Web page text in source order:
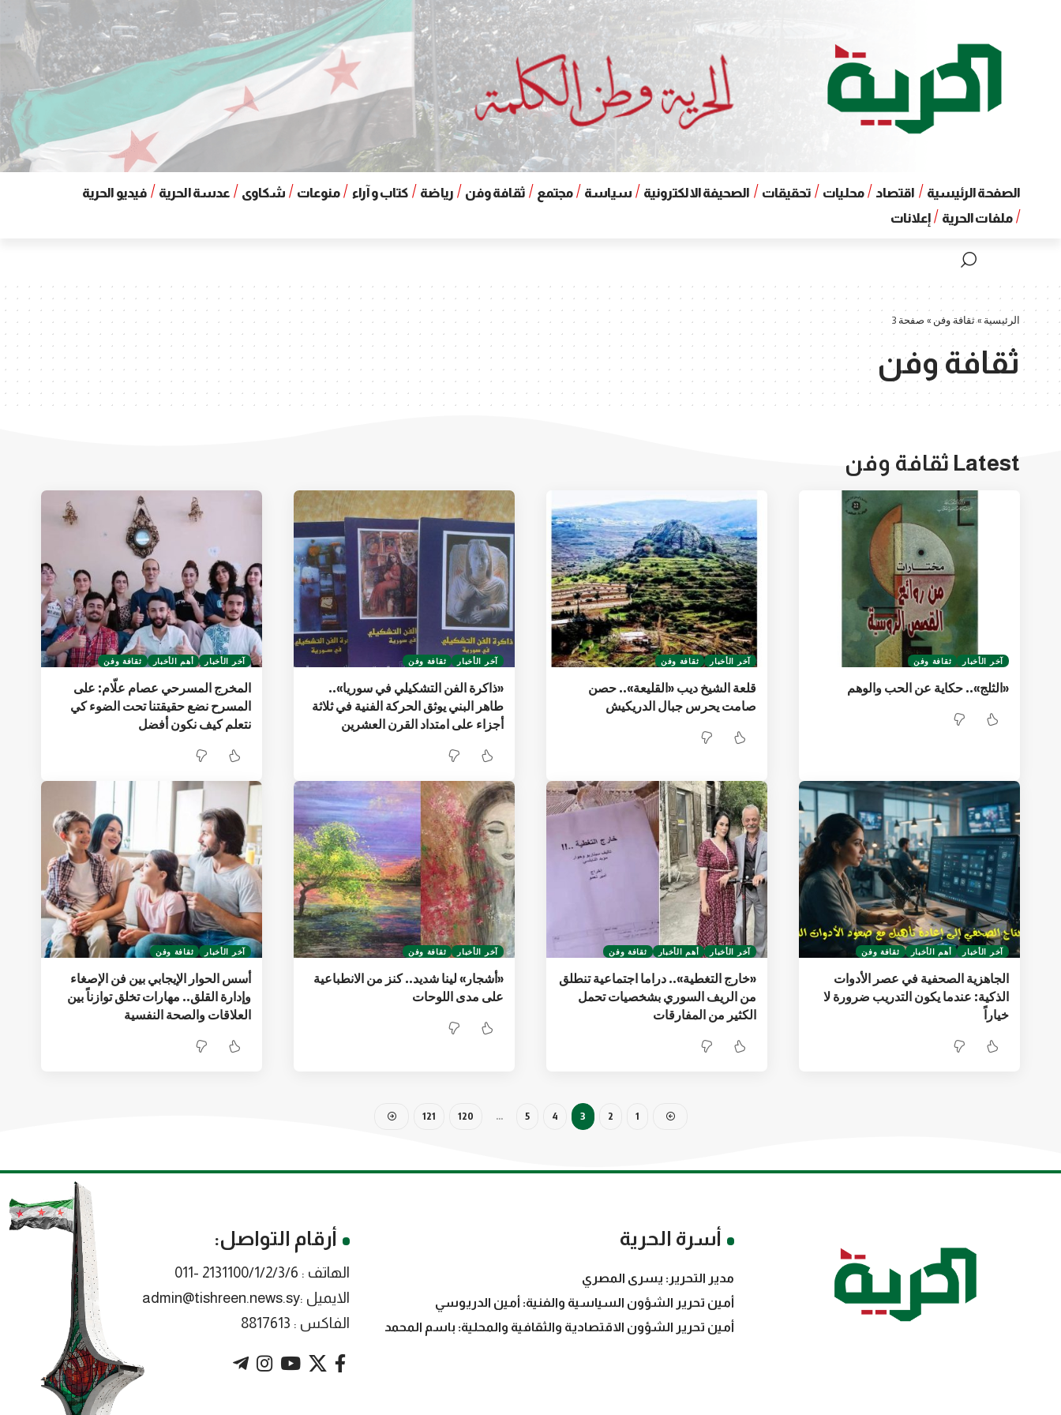
الصفحة الرئيسية اقتصاد محليات تحقيقات الصحيفة الالكترونية سياسة مجتمع ثقافة وفن رياضة كتاب و آراء منوعات شكاوى عدسة الحرية
فيديو الحرية
ملفات الحرية
إعلانات
الرئيسية »ثقافة وفن » صفحة 3
ثقافة وفن
Latest ثقافة وفن
آخر الأخبار ثقافة وفن
«الثلج».. حكاية عن الحب والوهم
آخر الأخبار ثقافة وفن
قلعة الشيخ ديب «القليعة».. حصن
صامت يحرس جبال الدريكيش
آخر الأخبار ثقافة وفن
«ذاكرة الفن التشكيلي في سوريا»..
طاهر البني يوثق الحركة الفنية في ثلاثة
أجزاء على امتداد القرن العشرين
آخر الأخبار أهم الأخبار ثقافة وفن
المخرج المسرحي عصام علّام: على
المسرح نضع حقيقتنا تحت الضوء كي
نتعلم كيف نكون أفضل
آخر الأخبار أهم الأخبار ثقافة وفن
الجاهزية الصحفية في عصر الأدوات
الذكية: عندما يكون التدريب ضرورة لا
خياراً
آخر الأخبار أهم الأخبار ثقافة وفن
«خارج التغطية».. دراما اجتماعية تنطلق
من الريف السوري بشخصيات تحمل
الكثير من المفارقات
آخر الأخبار ثقافة وفن
«أشجار» لينا شديد.. كنز من الانطباعية
على مدى اللوحات
آخر الأخبار ثقافة وفن
أسس الحوار الإيجابي بين فن الإصغاء
وإدارة القلق.. مهارات تخلق توازناً بين
العلاقات والصحة النفسية
1
2
3
4
5
…
120
121
أسرة الحرية
مدير التحرير: يسرى المصري
أمين تحرير الشؤون السياسية والفنية: أمين الدريوسي
أمين تحرير الشؤون الاقتصادية والثقافية والمحلية: باسم المحمد
أرقام التواصل:
الهاتف : 2131100/1/2/3/6 -011
الايميل :admin@tishreen.news.sy
الفاكس : 8817613